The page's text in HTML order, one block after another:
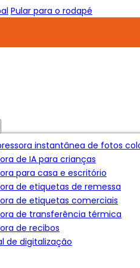
Pular para o rodapé
instantânea de fotos
de IA para crianças
para casa e escritório
de etiquetas de remessa
de etiquetas comerciais
de transferência térmica
de recibos
de digitalização